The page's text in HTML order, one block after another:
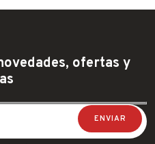
ofertas y